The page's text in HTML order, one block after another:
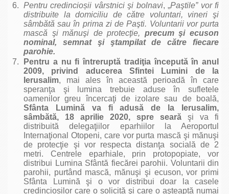
Pentru credincioșii vârstnici şi bolnavi, „Paştile” vor fi
distribuite la domiciliu de către voluntari, vineri şi
sâmbătă sau în prima zi de Paşti. Voluntarii vor purta
mască şi mănuşi de protecţie, precum şi ecuson
nominal, semnat şi ştampilat de către fiecare
parohie.
Pentru a nu fi întreruptă tradiţia începută în anul
2009, privind aducerea Sfintei Lumini de la
Ierusalim, mai ales în această perioadă în care
speranţa şi lumina trebuie aduse în sufletele
oamenilor greu încercaţi de izolare sau de boală,
Sfânta Lumină va fi adusă de la Ierusalim,
sâmbătă, 18 aprilie 2020, spre seară şi va fi
distribuită delegaţiilor eparhiilor la Aeroportul
Internaţional Otopeni, care vor purta mască şi mănuşi
de protecţie şi vor respecta distanţa socială de 2
metri. Centrele eparhiale, prin protopopiate, vor
distribui Lumina Sfântă fiecărei parohii. Voluntarii din
parohii, purtând mască, mănuşi şi ecuson, vor primi
Sfânta Lumină şi o vor distribui doar la casele
credincioșilor care o solicită şi care o aşteaptă numai